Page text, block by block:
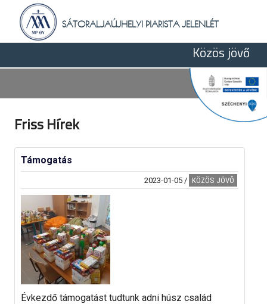
SÁTORALJAÚJHELYI PIARISTA JELENLÉT
content
Közös jövő
Friss Hírek
Támogatás
2023-01-05/ KÖZÖS JÖVŐ
Évkezdő támogatást tudtunk adni húsz család